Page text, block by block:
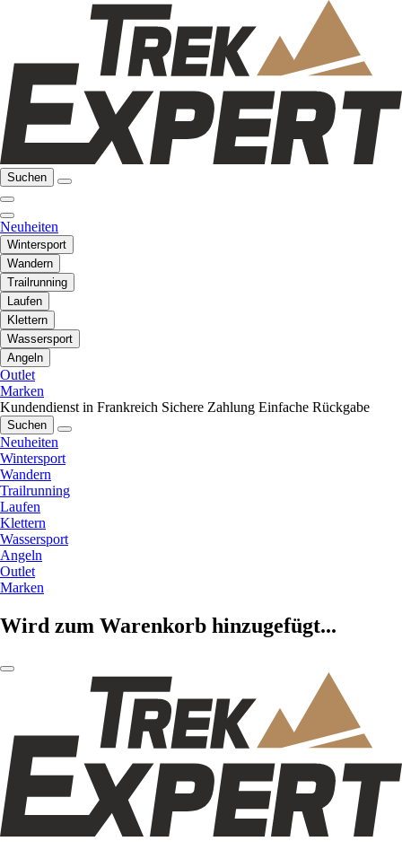
Suchen
Neuheiten
Wintersport
Wandern
Trailrunning
Laufen
Klettern
Wassersport
Angeln
Outlet
Marken
Kundendienst in Frankreich Sichere Zahlung Einfache Rückgabe
Suchen
Neuheiten
Wintersport
Wandern
Trailrunning
Laufen
Klettern
Wassersport
Angeln
Outlet
Marken
Wird zum Warenkorb hinzugefügt...